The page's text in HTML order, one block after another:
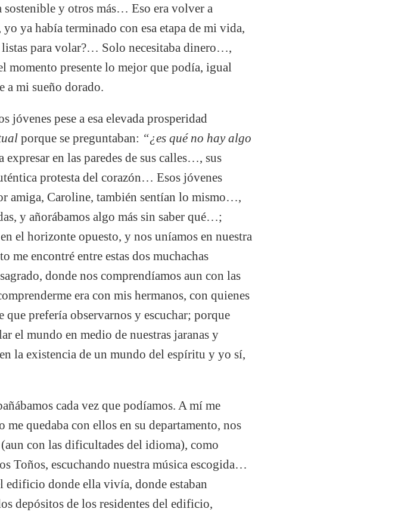
y otros más… Eso era volver a
ya había terminado con esa etapa de mi vida,
listas para volar?… Solo necesitaba dinero…,
presente lo mejor que podía, igual
a mi sueño dorado.
jóvenes pese a esa elevada prosperidad
porque se preguntaban: “¿es qué no hay algo
en las paredes de sus calles…, sus
protesta del corazón… Esos jóvenes
amiga, Caroline, también sentían lo mismo…,
y añorábamos algo más sin saber qué…;
en el horizonte opuesto, y nos uníamos en nuestra
encontré entre estas dos muchachas
donde nos comprendíamos aun con las
era con mis hermanos, con quienes
que prefería observarnos y escuchar; porque
el mundo en medio de nuestras jaranas y
la existencia de un mundo del espíritu y yo sí,
cada vez que podíamos. A mí me
quedaba con ellos en su departamento, nos
con las dificultades del idioma), como
Toños, escuchando nuestra música escogida…
edificio donde ella vivía, donde estaban
depósitos de los residentes del edificio,